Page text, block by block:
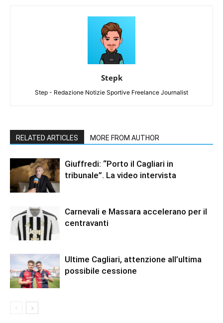
Stepk
Step - Redazione Notizie Sportive Freelance Journalist
RELATED ARTICLES MORE FROM AUTHOR
Giuffredi: “Porto il Cagliari in
tribunale”. La video intervista
Carnevali e Massara accelerano per il
centravanti
Ultime Cagliari, attenzione all’ultima
possibile cessione